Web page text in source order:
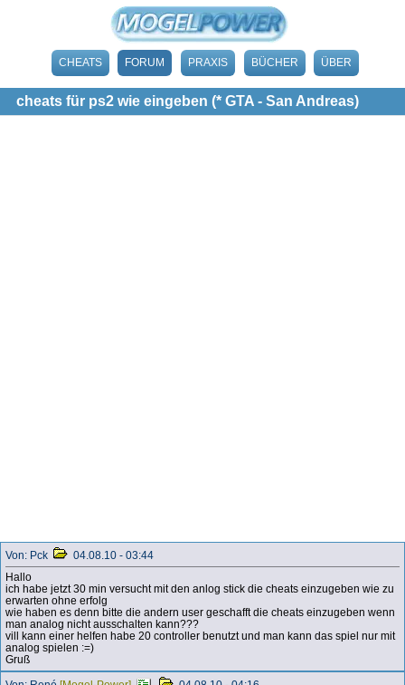
CHEATS FORUM PRAXIS BÜCHER ÜBER
cheats für ps2 wie eingeben (* GTA - San Andreas)
Von: Pck
04.08.10 - 03:44
Hallo
ich habe jetzt 30 min versucht mit den anlog stick die cheats einzugeben wie zu
erwarten ohne erfolg
wie haben es denn bitte die andern user geschafft die cheats einzugeben wenn
man analog nicht ausschalten kann???
vill kann einer helfen habe 20 controller benutzt und man kann das spiel nur mit
analog spielen :=)
Gruß